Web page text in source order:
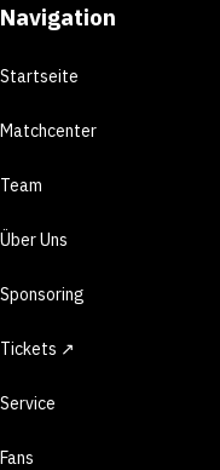
Navigation
Startseite
Matchcenter
Team
Über Uns
Sponsoring
Tickets ↗
Service
Fans